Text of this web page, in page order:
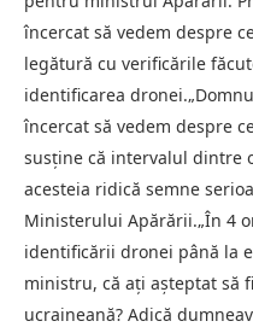
încercat să vedem despre
legătură cu verificările
identificarea
încercat să vedem despre
susține că intervalul dintre
acesteia ridică semne
Ministerului Apărării.„În 4
identificării dronei până la
ministru, că ați așteptat să
ucraineană? Adică